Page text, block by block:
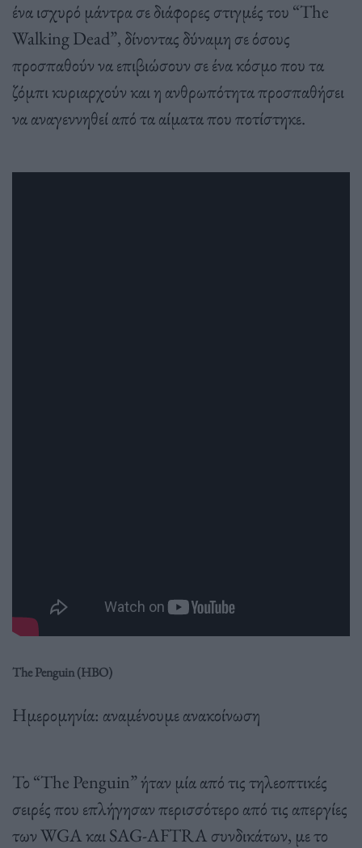
ένα ισχυρό μάντρα σε διάφορες στιγμές του “The
Walking Dead”, δίνοντας δύναμη σε όσους
προσπαθούν να επιβιώσουν σε ένα κόσμο που τα
ζόμπι κυριαρχούν και η ανθρωπότητα προσπαθήσει
να αναγεννηθεί από τα αίματα που ποτίστηκε.
The Penguin (HBO)
Ημερομηνία: αναμένουμε ανακοίνωση
Το “The Penguin” ήταν μία από τις τηλεοπτικές
σειρές που επλήγησαν περισσότερο από τις απεργίες
των WGA και SAG-AFTRA συνδικάτων, με το